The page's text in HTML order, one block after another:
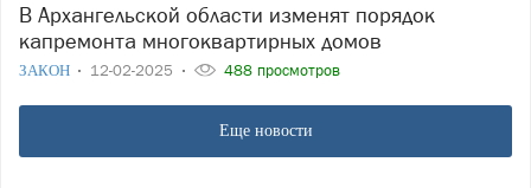
В Архангельской области изменят порядок
капремонта многоквартирных домов
ЗАКОН 12-02-2025 488 просмотров
Еще новости